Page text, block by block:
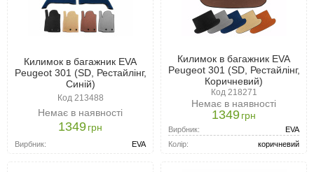
Килимок в багажник EVA
Peugeot 301 (SD, Рестайлінг,
Синій)
Код 213488
Немає в наявності
1349грн
Вирбник: EVA
Килимок в багажник EVA
Peugeot 301 (SD, Рестайлінг,
Коричневий)
Код 218271
Немає в наявності
1349грн
Вирбник:
EVA
Колір:
коричневий